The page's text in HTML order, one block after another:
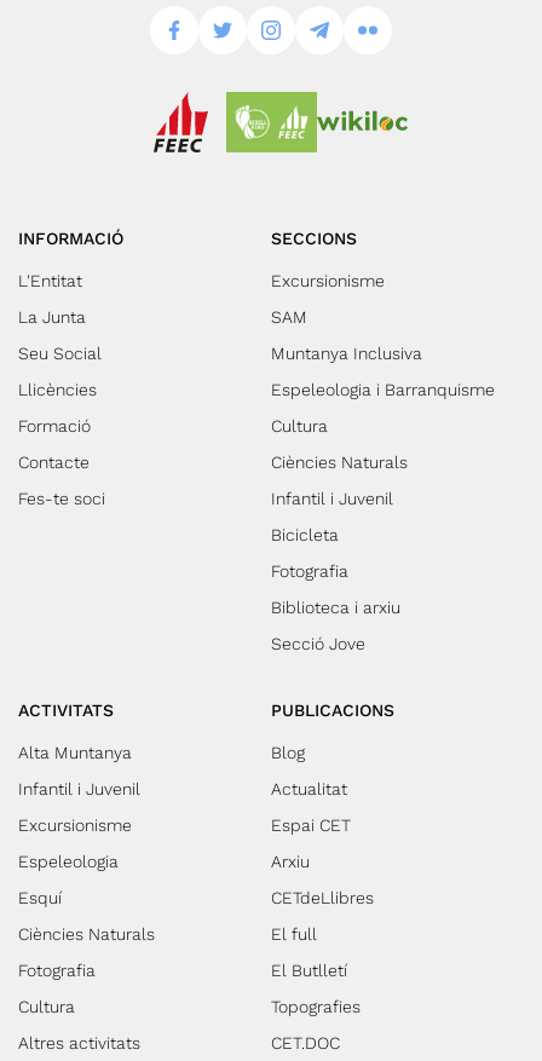
INFORMACIÓ
L'Entitat
La Junta
Seu Social
Llicències
Formació
Contacte
Fes-te soci
SECCIONS
Excursionisme
SAM
Muntanya Inclusiva
Espeleologia i Barranquisme
Cultura
Ciències Naturals
Infantil i Juvenil
Bicicleta
Fotografia
Biblioteca i arxiu
Secció Jove
ACTIVITATS
Alta Muntanya
Infantil i Juvenil
Excursionisme
Espeleologia
Esquí
Ciències Naturals
Fotografia
Cultura
Altres activitats
PUBLICACIONS
Blog
Actualitat
Espai CET
Arxiu
CETdeLlibres
El full
El Butlletí
Topografies
CET.DOC